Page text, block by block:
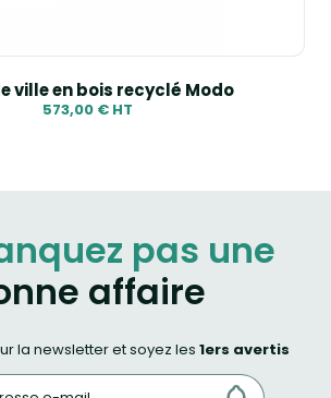
ville en bois recyclé Modo
573,00 € HT
pas une
affaire
la newsletter et soyez les 1ers avertis